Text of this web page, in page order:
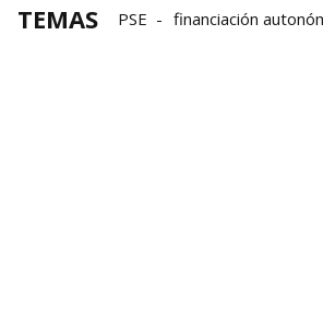
TEMAS PSE
financiación